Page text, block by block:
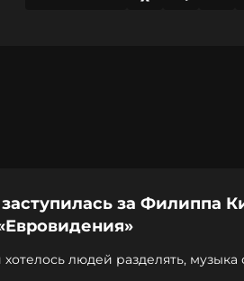
за Филиппа
людей разделять, музыка